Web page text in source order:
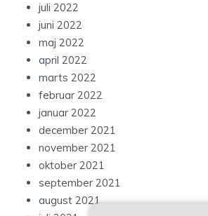
juli 2022
juni 2022
maj 2022
april 2022
marts 2022
februar 2022
januar 2022
december 2021
november 2021
oktober 2021
september 2021
august 2021